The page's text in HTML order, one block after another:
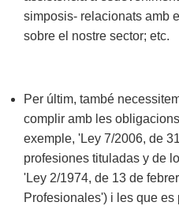
simposis- relacionats amb
sobre el nostre sector; etc.
Per últim, també
complir amb les
exemple, 'Ley 7/2006, de
profesiones tituladas y de
'Ley 2/1974, de 13 de
Profesionales') i les que es